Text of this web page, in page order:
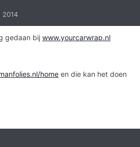
2014
gedaan bij www.yourcarwrap.nl
home en die kan het doen